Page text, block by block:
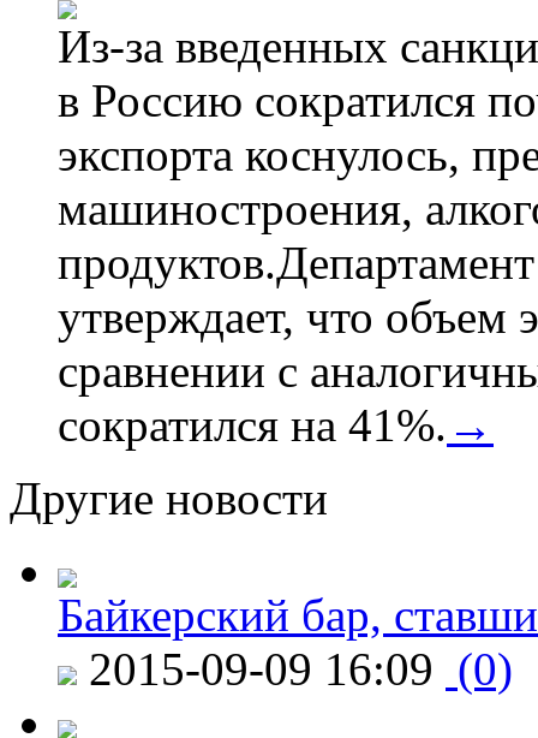
Из-за введенных
в Россию сократился
экспорта коснулось,
машиностроения,
утверждает, что объем
сравнении с
сократился на 41%. →
Другие новости
Байкерский бар,
2015-09-09 16:09 (0)